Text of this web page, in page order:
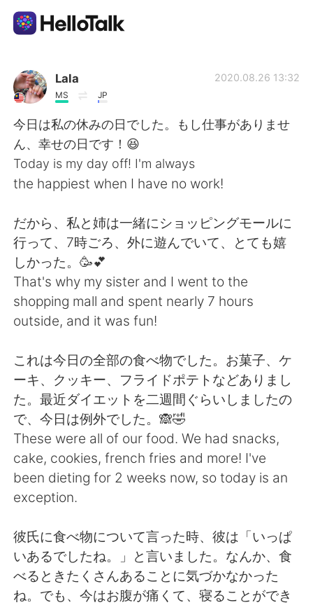
Language Exchange App
AI Grammar Checker
English
Español العربية
Français Deutsch
日本語 한국어
Русский ไทย
Indonesia Italiano
Türkçe Tiếng Việt
Português
Lala
MS JP
2020.08.26 13:32
今日は私の休みの日でした。もし仕事がありませ
ん、幸せの日です！😆
Today is my day off! I'm always
the happiest when I have no work!
だから、私と姉は一緒にショッピングモールに
行って、7時ごろ、外に遊んでいて、とても嬉
しかった。🥳💕
That's why my sister and I went to the
shopping mall and spent nearly 7 hours
outside, and it was fun!
これは今日の全部の食べ物でした。お菓子、ケ
ーキ、クッキー、フライドポテトなどありまし
た。最近ダイエットを二週間ぐらいしましたの
で、今日は例外でした。🙈🤣
These were all of our food. We had snacks,
cake, cookies, french fries and more! I've
been dieting for 2 weeks now, so today is an
exception.
彼氏に食べ物について言った時、彼は「いっぱ
いあるでしたね。」と言いました。なんか、食
べるときたくさんあることに気づかなかった
ね。でも、今はお腹が痛くて、寝ることができ